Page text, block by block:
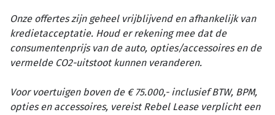
Onze offertes zijn geheel vrijblijvend en afhankelijk van
kredietacceptatie. Houd er rekening mee dat de
consumentenprijs van de auto, opties/accessoires en de
vermelde CO2-uitstoot kunnen veranderen.
Voor voertuigen boven de € 75.000,- inclusief BTW, BPM,
opties en accessoires, vereist Rebel Lease verplicht een